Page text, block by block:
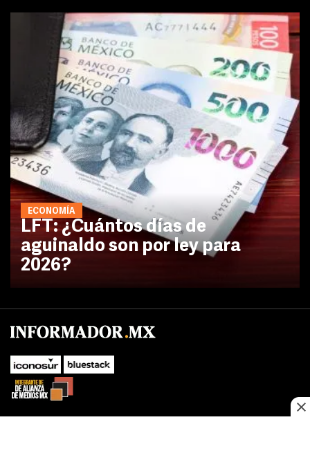
ECONOMÍA
LFT: ¿Cuántos días de
aguinaldo son por ley para
2026?